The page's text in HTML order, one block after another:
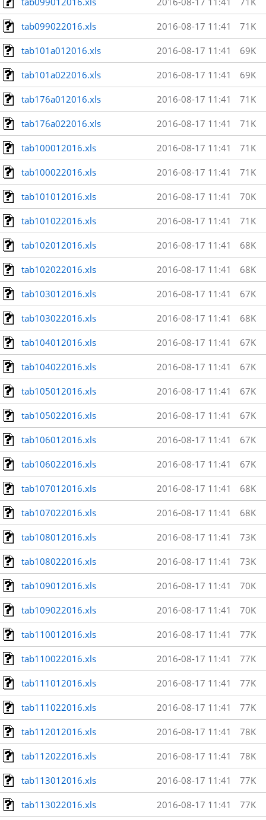
tab099022016.xls 2016-08-17 11:41 71K
tab101a012016.xls 2016-08-17 11:41 69K
tab101a022016.xls 2016-08-17 11:41 69K
tab176a012016.xls 2016-08-17 11:41 71K
tab176a022016.xls 2016-08-17 11:41 71K
tab100012016.xls 2016-08-17 11:41 71K
tab100022016.xls 2016-08-17 11:41 71K
tab101012016.xls 2016-08-17 11:41 70K
tab101022016.xls 2016-08-17 11:41 71K
tab102012016.xls 2016-08-17 11:41 68K
tab102022016.xls 2016-08-17 11:41 68K
tab103012016.xls 2016-08-17 11:41 67K
tab103022016.xls 2016-08-17 11:41 68K
tab104012016.xls 2016-08-17 11:41 67K
tab104022016.xls 2016-08-17 11:41 67K
tab105012016.xls 2016-08-17 11:41 67K
tab105022016.xls 2016-08-17 11:41 67K
tab106012016.xls 2016-08-17 11:41 67K
tab106022016.xls 2016-08-17 11:41 67K
tab107012016.xls 2016-08-17 11:41 68K
tab107022016.xls 2016-08-17 11:41 68K
tab108012016.xls 2016-08-17 11:41 73K
tab108022016.xls 2016-08-17 11:41 73K
tab109012016.xls 2016-08-17 11:41 70K
tab109022016.xls 2016-08-17 11:41 70K
tab110012016.xls 2016-08-17 11:41 77K
tab110022016.xls 2016-08-17 11:41 77K
tab111012016.xls 2016-08-17 11:41 77K
tab111022016.xls 2016-08-17 11:41 77K
tab112012016.xls 2016-08-17 11:41 78K
tab112022016.xls 2016-08-17 11:41 78K
tab113012016.xls 2016-08-17 11:41 77K
tab113022016.xls 2016-08-17 11:41 77K